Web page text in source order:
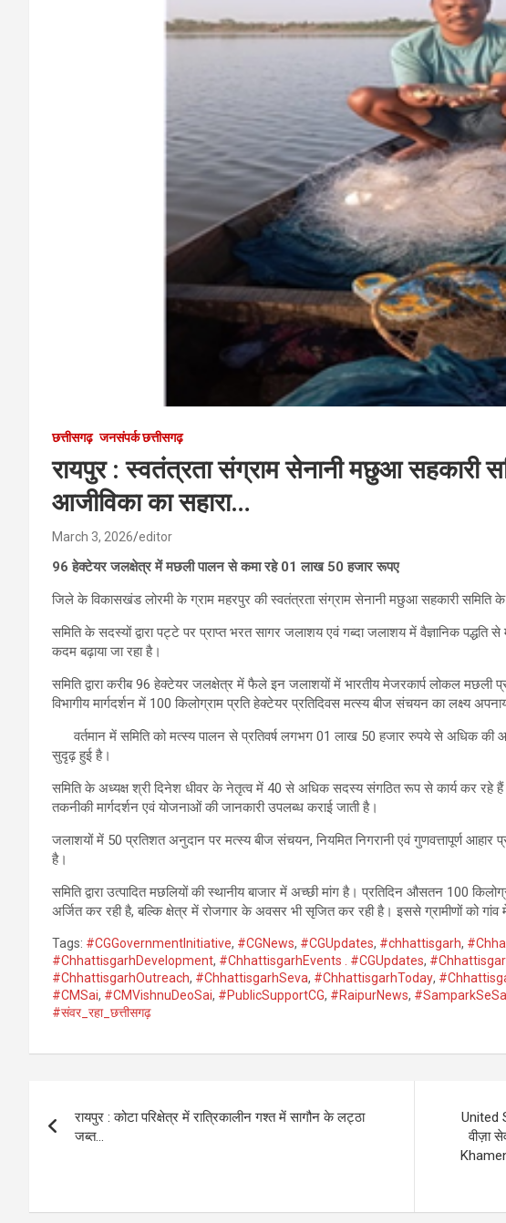
छत्तीसगढ़ जनसंपर्क छत्तीसगढ़
रायपुर : स्वतंत्रता संग्राम सेनानी मछुआ सहकारी
आजीविका का सहारा…
March 3, 2026 editor
96 हेक्टेयर जलक्षेत्र में मछली पालन से कमा रहे 01 लाख 50 हजार रूपए
जिले के विकासखंड लोरमी के ग्राम महरपुर की स्वतंत्रता संग्राम सेनानी मछुआ सहकारी समिति के
समिति के सदस्यों द्वारा पट्टे पर प्राप्त भरत सागर जलाशय एवं गब्दा जलाशय में वैज्ञानिक
कदम बढ़ाया जा रहा है।
समिति द्वारा करीब 96 हेक्टेयर जलक्षेत्र में फैले इन जलाशयों में भारतीय मेजरकार्प लोकल मछली
विभागीय मार्गदर्शन में 100 किलोग्राम प्रति हेक्टेयर प्रतिदिवस मत्स्य बीज संचयन का लक्ष्य
वर्तमान में समिति को मत्स्य पालन से प्रतिवर्ष लगभग 01 लाख 50 हजार रुपये से अधिक की
सुदृढ़ हुई है।
समिति के अध्यक्ष श्री दिनेश धीवर के नेतृत्व में 40 से अधिक सदस्य संगठित रूप से कार्य कर रहे हैं।
तकनीकी मार्गदर्शन एवं योजनाओं की जानकारी उपलब्ध कराई जाती है।
जलाशयों में 50 प्रतिशत अनुदान पर मत्स्य बीज संचयन, नियमित निगरानी एवं गुणवत्तापूर्ण
है।
समिति द्वारा उत्पादित मछलियों की स्थानीय बाजार में अच्छी मांग है। प्रतिदिन औसतन 100
अर्जित कर रही है, बल्कि क्षेत्र में रोजगार के अवसर भी सृजित कर रही है। इससे ग्रामीणों को
Tags: #CGGovernmentInitiative, #CGNews, #CGUpdates, #chhattisgarh,
#ChhattisgarhDevelopment, #ChhattisgarhEvents . #CGUpdates,
#ChhattisgarhOutreach, #ChhattisgarhSeva, #ChhattisgarhToday,
#CMSai, #CMVishnuDeoSai, #PublicSupportCG, #RaipurNews,
#संवर_रहा_छत्तीसगढ़
navigation
रायपुर : कोटा परिक्षेत्र में रात्रिकालीन गश्त में सागौन के लट्ठा
जब्त…
United
वीज़ा